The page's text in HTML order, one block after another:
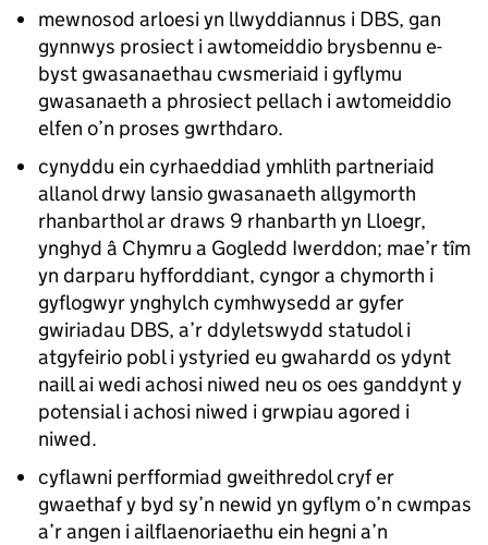
mewnosod arloesi yn llwyddiannus i DBS, gan
gynnwys prosiect i awtomeiddio brysbennu e-
byst gwasanaethau cwsmeriaid i gyflymu
gwasanaeth a phrosiect pellach i awtomeiddio
elfen o’n proses gwrthdaro.
cynyddu ein cyrhaeddiad ymhlith partneriaid
allanol drwy lansio gwasanaeth allgymorth
rhanbarthol ar draws 9 rhanbarth yn Lloegr,
ynghyd â Chymru a Gogledd Iwerddon; mae’r tîm
yn darparu hyfforddiant, cyngor a chymorth i
gyflogwyr ynghylch cymhwysedd ar gyfer
gwiriadau DBS, a’r ddyletswydd statudol i
atgyfeirio pobl i ystyried eu gwahardd os ydynt
naill ai wedi achosi niwed neu os oes ganddynt y
potensial i achosi niwed i grwpiau agored i
niwed.
cyflawni perfformiad gweithredol cryf er
gwaethaf y byd sy’n newid yn gyflym o’n cwmpas
a’r angen i ailflaenoriaethu ein hegni a’n